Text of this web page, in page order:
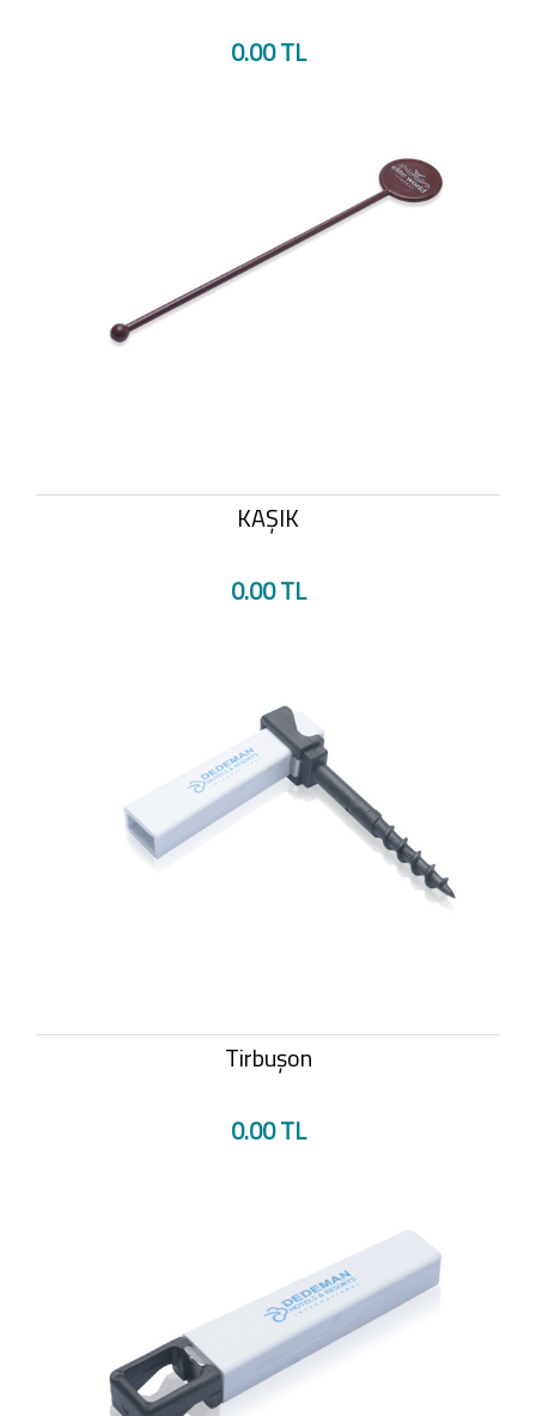
0.00 TL
KAŞIK
0.00 TL
Tirbuşon
0.00 TL